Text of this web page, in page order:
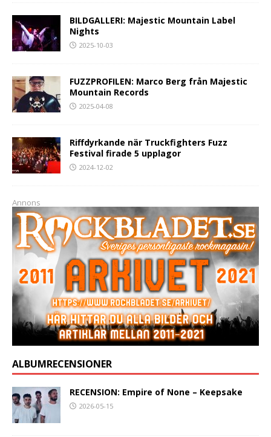
BILDGALLERI: Majestic Mountain Label
Nights
2025-10-03
FUZZPROFILEN: Marco Berg från Majestic
Mountain Records
2025-04-08
Riffdyrkande när Truckfighters Fuzz
Festival firade 5 upplagor
2024-12-02
Annons
ALBUMRECENSIONER
RECENSION: Empire of None – Keepsake
2026-05-15